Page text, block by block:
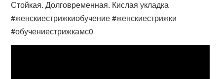
Стойкая. Долговременная. Кислая укладка
#женскиестрижкиобучение #женскиестрижки
#обучениестрижкамс0